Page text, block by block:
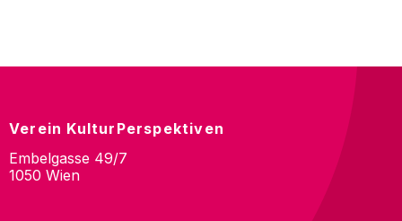
Verein KulturPerspektiven
Embelgasse 49/7
1050 Wien